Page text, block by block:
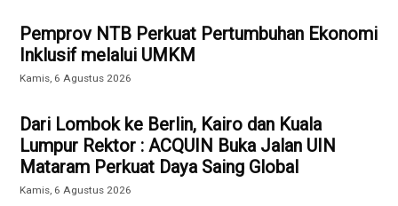
Pemprov NTB Perkuat Pertumbuhan Ekonomi
Inklusif melalui UMKM
Kamis, 6 Agustus 2026
Dari Lombok ke Berlin, Kairo dan Kuala
Lumpur Rektor : ACQUIN Buka Jalan UIN
Mataram Perkuat Daya Saing Global
Kamis, 6 Agustus 2026